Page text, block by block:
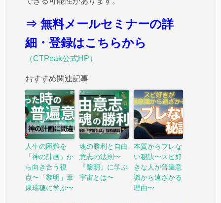
⇒ 無料メールセミナーの詳
細・登録はこちらから
（CTPeak公式HP）
おすすめ関連記事
人生の困難を
「神の計画」か
ら向き合う視
点〜「黎明」葦
原瑞穂に学ぶ〜
魂の勝利と自由
意志の法則〜
『黎明』に学ぶ
宇宙とは〜
本質からブレな
い秘訣〜スピ好
きな人が普遍意
識から遠ざかる
理由〜